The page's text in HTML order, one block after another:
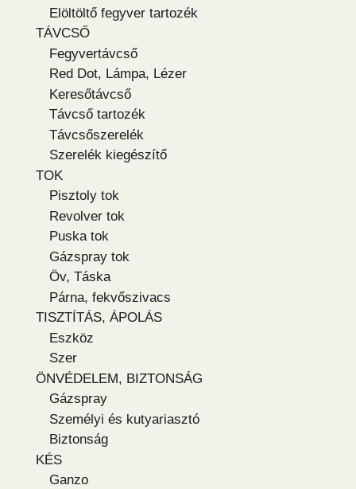
Elöltöltő fegyver tartozék
TÁVCSŐ
Fegyvertávcső
Red Dot, Lámpa, Lézer
Keresőtávcső
Távcső tartozék
Távcsőszerelék
Szerelék kiegészítő
TOK
Pisztoly tok
Revolver tok
Puska tok
Gázspray tok
Öv, Táska
Párna, fekvőszivacs
TISZTÍTÁS, ÁPOLÁS
Eszköz
Szer
ÖNVÉDELEM, BIZTONSÁG
Gázspray
Személyi és kutyariasztó
Biztonság
KÉS
Ganzo